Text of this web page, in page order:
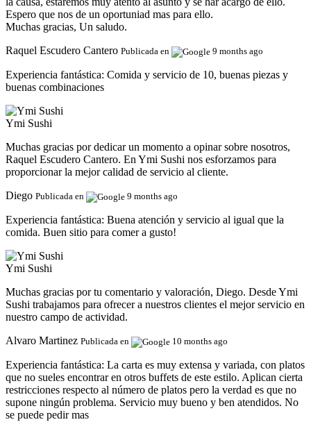
Espero que nos de un oportuniad mas para ello.
Muchas gracias, Un saludo.
Raquel Escudero Cantero Publicada en 9 months ago
Experiencia fantástica: Comida y servicio de 10, buenas piezas y
buenas combinaciones
Ymi Sushi
Muchas gracias por dedicar un momento a opinar sobre nosotros,
Raquel Escudero Cantero. En Ymi Sushi nos esforzamos para
proporcionar la mejor calidad de servicio al cliente.
Diego Publicada en 9 months ago
Experiencia fantástica: Buena atención y servicio al igual que la
comida. Buen sitio para comer a gusto!
Ymi Sushi
Muchas gracias por tu comentario y valoración, Diego. Desde Ymi
Sushi trabajamos para ofrecer a nuestros clientes el mejor servicio en
nuestro campo de actividad.
Alvaro Martinez Publicada en 10 months ago
Experiencia fantástica: La carta es muy extensa y variada, con platos
que no sueles encontrar en otros buffets de este estilo. Aplican cierta
restricciones respecto al número de platos pero la verdad es que no
supone ningún problema. Servicio muy bueno y ben atendidos. No
se puede pedir mas